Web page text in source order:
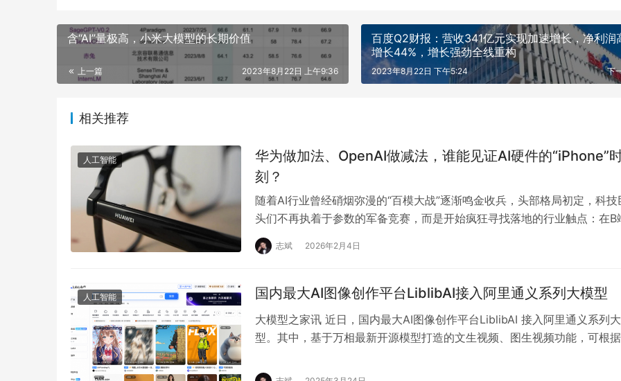
上一篇 2023年8月22日 上午9:36
增长44%，增长强劲全线重构
下
2023年8月22日 下午5:24
刻？
随着AI行业曾经硝烟弥漫的“百模大战”逐渐鸣金收兵，头部格局初定，科技
头们不再执着于参数的军备竞赛，而是开始疯狂寻找落地的行业触点：在B
求极致的降本增效；在C端则追求挖掘那个…
志斌 2026年2月4日
大模型之家讯 近日，国内最大AI图像创作平台LiblibAI 接入阿里通义系列
型。其中，基于万相最新开源模型打造的文生视频、图生视频功能，可根
户提示词或上传的图片生成10秒…